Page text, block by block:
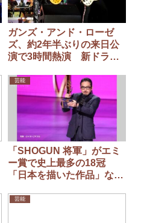
ガンズ・アンド・ローゼ
ズ、約2年半ぶりの来日公
演で3時間熱演 新ドラマ
万人が熱狂【ライブレポー
ト】
芸能
「SHOGUN 将軍」がエミ
ー賞で史上最多の18冠
「日本を描いた作品」なぜ
だ？ 現地で取材
芸能